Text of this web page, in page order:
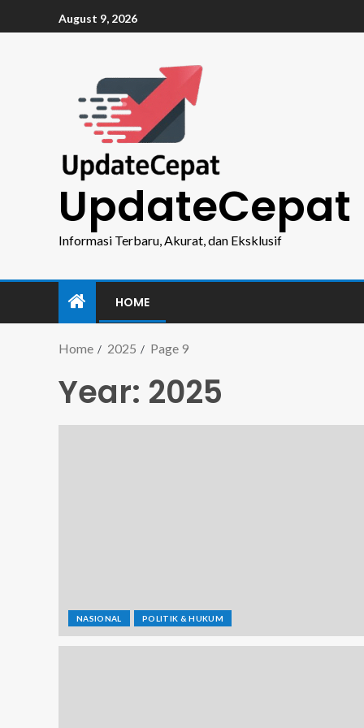
August 9, 2026
UpdateCepat
Informasi Terbaru, Akurat, dan Eksklusif
HOME
Home 2025 Page 9
Year: 2025
NASIONAL POLITIK & HUKUM